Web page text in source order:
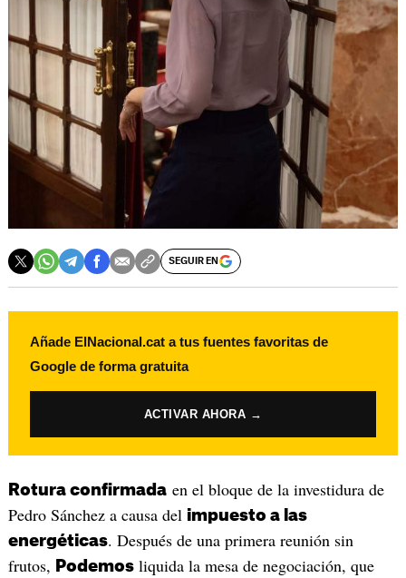
SEGUIR EN
Añade ElNacional.cat a tus fuentes favoritas de
Google de forma gratuita
ACTIVAR AHORA →
Rotura confirmadaen el bloque de la investidura de
Pedro Sánchez a causa del impuesto a las
energéticas. Después de una primera reunión sin
frutos, Podemosliquida la mesa de negociación, que